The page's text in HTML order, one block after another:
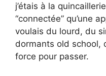
j’étais à la
“connectée” qu’une
voulais du lourd, du
dormants old school,
force pour passer.